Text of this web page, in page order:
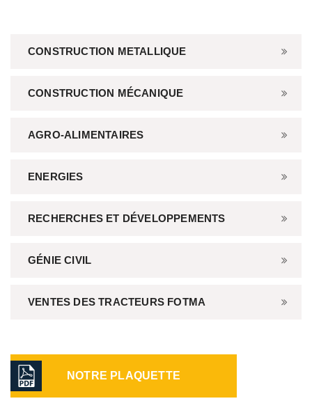
CONSTRUCTION METALLIQUE
CONSTRUCTION MÉCANIQUE
AGRO-ALIMENTAIRES
ENERGIES
RECHERCHES ET DÉVELOPPEMENTS
GÉNIE CIVIL
VENTES DES TRACTEURS FOTMA
NOTRE PLAQUETTE